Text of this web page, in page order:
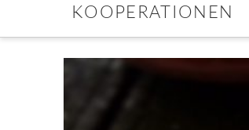
KOOPERATIONEN